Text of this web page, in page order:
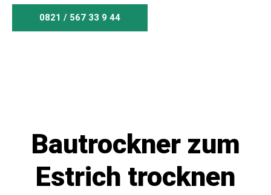
0821 / 567 33 9 44
Bautrockner zum
Estrich trocknen